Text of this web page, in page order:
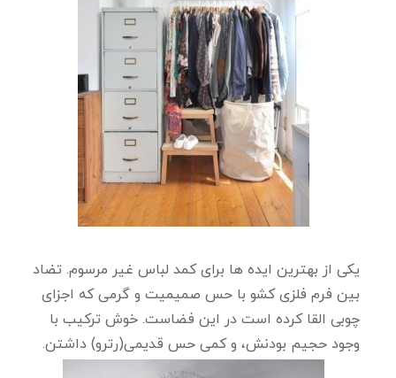
یکی از بهترین ایده ها برای کمد لباس غیر مرسوم. تضاد
بین فرم فلزی کشو با حس صمیمیت و گرمی که اجزای
چوبی القا کرده است در این فضاست. خوش ترکیب با
وجود حجیم بودنش، و کمی حس قدیمی(رترو) داشتن.